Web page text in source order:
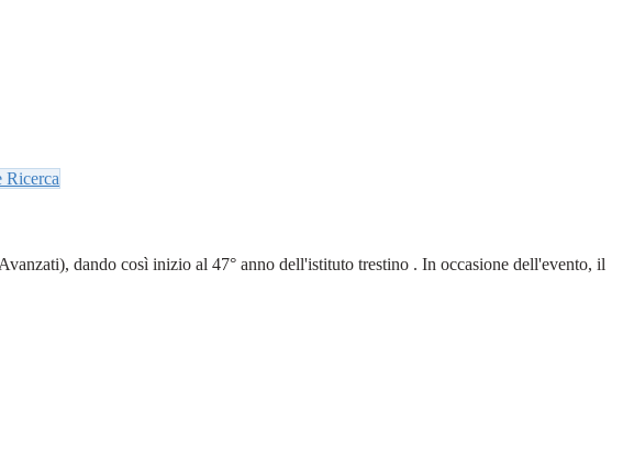
Ricerca
dando così inizio al 47° anno dell'istituto trestino . In occasione dell'evento, il